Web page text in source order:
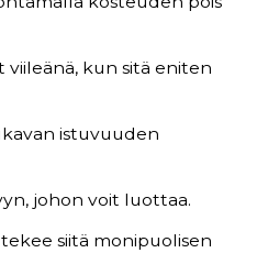
viileänä, kun sitä eniten
istuvuuden
johon voit luottaa.
siitä monipuolisen